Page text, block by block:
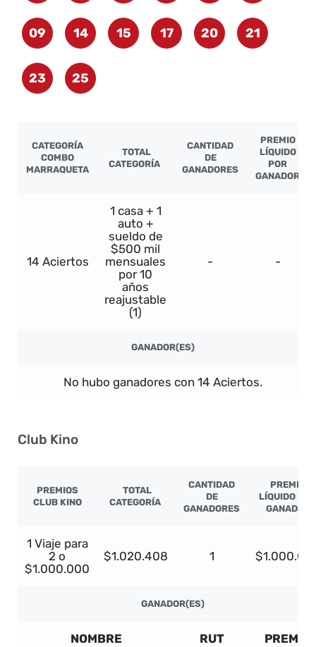
09 14 15 17 20 21
23 25
CATEGORÍA
COMBO
MARRAQUETA
TOTAL
CATEGORÍA
CANTIDAD
DE
GANADORES
PREMIO
LÍQUIDO
POR
GANADOR
14 Aciertos
1 casa + 1
auto +
sueldo de
$500 mil
mensuales
por 10
años
reajustable
(1)
- -
GANADOR(ES)
No hubo ganadores con 14 Aciertos.
Club Kino
PREMIOS
CLUB KINO
TOTAL
CATEGORÍA
CANTIDAD
DE
GANADORES
PREMIO
LÍQUIDO POR
GANADOR
1 Viaje para
2 o
$1.000.000
$1.020.408 1
GANADOR(ES)
NOMBRE RUT PREMIO